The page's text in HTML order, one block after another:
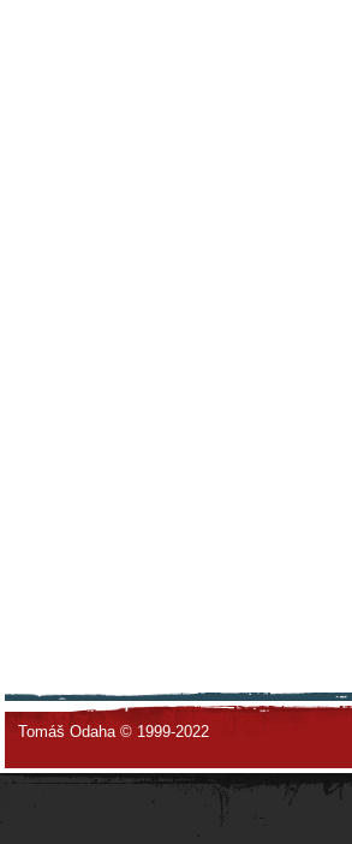
Tomáš Odaha © 1999-2022